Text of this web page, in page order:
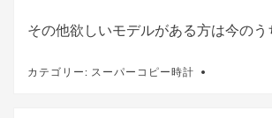
その他欲しいモデルがある方は今のう
カテゴリー: スーパーコピー時計